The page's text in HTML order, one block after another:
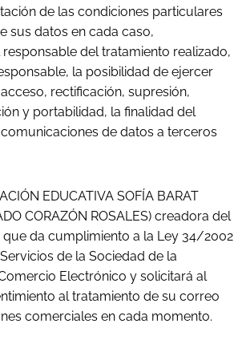
de las condiciones particulares
sus datos en cada caso,
del tratamiento realizado,
la posibilidad de ejercer
rectificación, supresión,
y portabilidad, la finalidad del
de datos a terceros
EDUCATIVA SOFÍA BARAT
CORAZÓN ROSALES) creadora del
da cumplimiento a la Ley 34/2002
de la Sociedad de la
Electrónico y solicitará al
al tratamiento de su correo
comerciales en cada momento.